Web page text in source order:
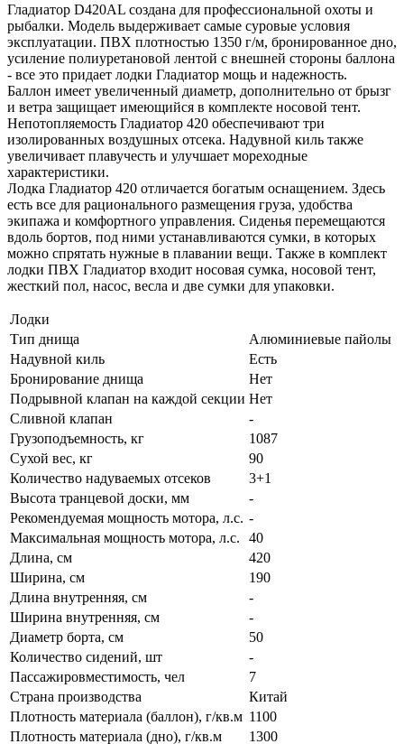
Гладиатор D420AL создана для профессиональной охоты и
рыбалки. Модель выдерживает самые суровые условия
эксплуатации. ПВХ плотностью 1350 г/м, бронированное дно,
усиление полиуретановой лентой с внешней стороны баллона
- все это придает лодки Гладиатор мощь и надежность.
Баллон имеет увеличенный диаметр, дополнительно от брызг
и ветра защищает имеющийся в комплекте носовой тент.
Непотопляемость Гладиатор 420 обеспечивают три
изолированных воздушных отсека. Надувной киль также
увеличивает плавучесть и улучшает мореходные
характеристики.
Лодка Гладиатор 420 отличается богатым оснащением. Здесь
есть все для рационального размещения груза, удобства
экипажа и комфортного управления. Сиденья перемещаются
вдоль бортов, под ними устанавливаются сумки, в которых
можно спрятать нужные в плавании вещи. Также в комплект
лодки ПВХ Гладиатор входит носовая сумка, носовой тент,
жесткий пол, насос, весла и две сумки для упаковки.
Лодки
Тип днища
Алюминиевые пайолы
Надувной киль
Есть
Бронирование днища
Нет
Подрывной клапан на каждой секции Нет
Сливной клапан
-
Грузоподъемность, кг
1087
Сухой вес, кг
90
Количество надуваемых отсеков
3+1
Высота транцевой доски, мм
-
Рекомендуемая мощность мотора, л.с. -
Максимальная мощность мотора, л.с.
40
Длина, см
420
Ширина, см
190
Длина внутренняя, см
-
Ширина внутренняя, см
-
Диаметр борта, см
50
Количество сидений, шт
-
Пассажировместимость, чел
7
Страна производства
Китай
Плотность материала (баллон), г/кв.м 1100
Плотность материала (дно), г/кв.м
1300